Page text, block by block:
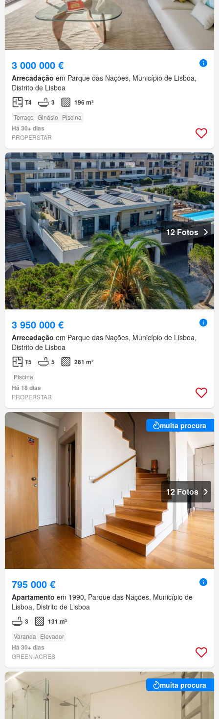
3 000 000 €
Arrecadação em Parque das Nações, Município de Lisboa,
Distrito de Lisboa
T4 3 196 m²
Terraço Ginásio Piscina
Há 30+ dias
PROPERSTAR
12 Fotos
3 950 000 €
Arrecadação em Parque das Nações, Município de Lisboa,
Distrito de Lisboa
T5 5 261 m²
Piscina
Há 18 dias
PROPERSTAR
muita procura
12 Fotos
795 000 €
Apartamento em 1990, Parque das Nações, Município de
Lisboa, Distrito de Lisboa
3 131 m²
Varanda Elevador
Há 30+ dias
GREEN-ACRES
muita procura